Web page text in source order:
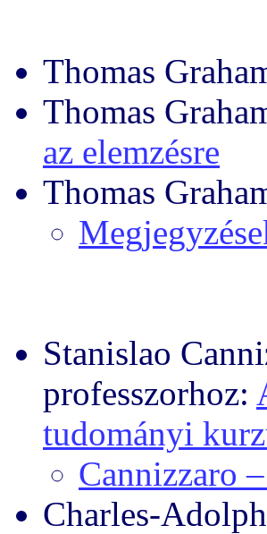
Thomas
Thomas
az elemzésre
Thomas
Stanislao
professzorhoz:
tudományi
Cannizzaro
Charles-